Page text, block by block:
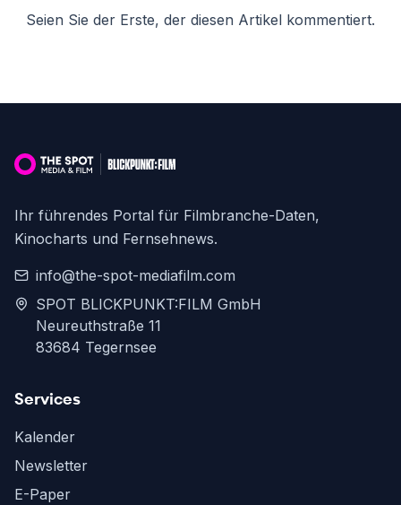
Seien Sie der Erste, der diesen Artikel kommentiert.
Ihr führendes Portal für Filmbranche-Daten,
Kinocharts und Fernsehnews.
info@the-spot-mediafilm.com
SPOT BLICKPUNKT:FILM GmbH
Neureuthstraße 11
83684 Tegernsee
Services
Kalender
Newsletter
E-Paper